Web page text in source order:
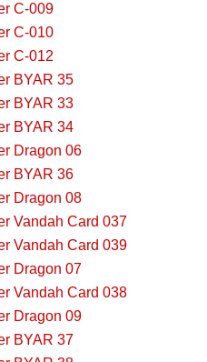
C-009
C-010
C-012
BYAR 35
BYAR 33
BYAR 34
Dragon 06
BYAR 36
Dragon 08
Vandah Card 037
Vandah Card 039
Dragon 07
Vandah Card 038
Dragon 09
BYAR 37